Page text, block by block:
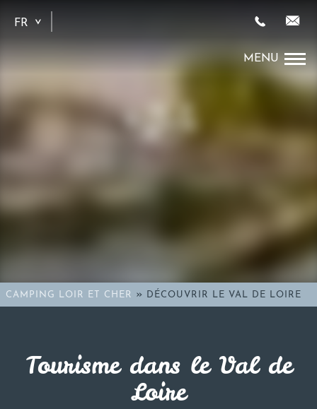
FR
CAMPING LOIR ET CHER » DÉCOUVRIR LE VAL DE LOIRE
Tourisme dans le Val de
Loire